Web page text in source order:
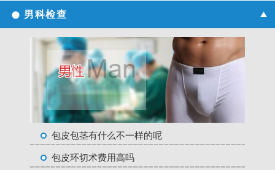
男科检查
包皮包茎有什么不一样的呢
包皮环切术费用高吗